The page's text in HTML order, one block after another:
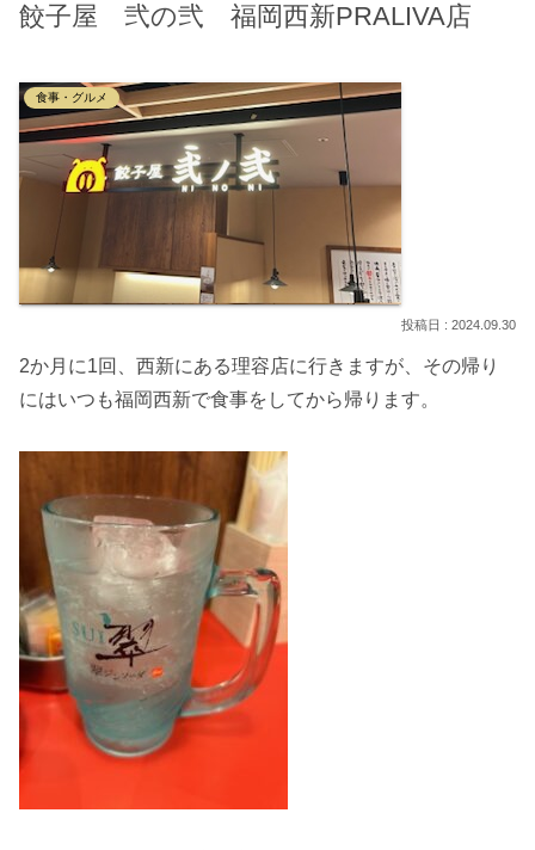
餃子屋 弐の弐 福岡西新PRALIVA店
食事・グルメ
2024.09.30
2か月に1回、西新にある理容店に行きますが、その帰り
にはいつも福岡西新で食事をしてから帰ります。